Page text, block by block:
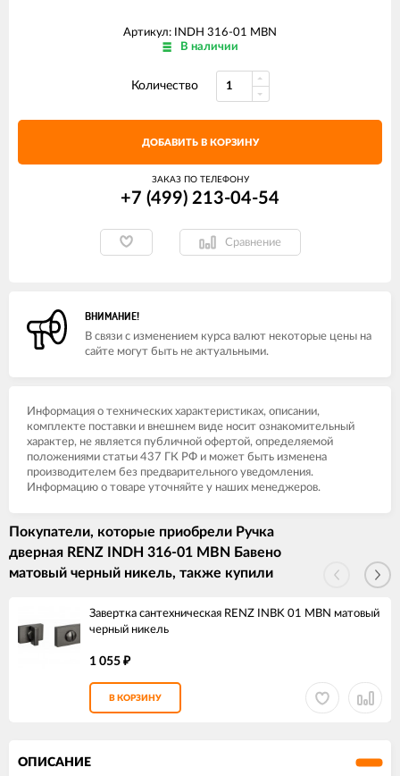
Артикул: INDH 316-01 MBN
В наличии
Количество
ДОБАВИТЬ В КОРЗИНУ
ЗАКАЗ ПО ТЕЛЕФОНУ
+7 (499) 213-04-54​
Сравнение
ВНИМАНИЕ!
В связи с изменением курса валют некоторые цены на
сайте могут быть не актуальными.
Информация о технических характеристиках, описании,
комплекте поставки и внешнем виде носит ознакомительный
характер, не является публичной офертой, определяемой
положениями статьи 437 ГК РФ и может быть изменена
производителем без предварительного уведомления.
Информацию о товаре уточняйте у наших менеджеров.
Покупатели, которые приобрели Ручка
дверная RENZ INDH 316-01 MBN Бавено
матовый черный никель, также купили
Завертка сантехническая RENZ INBK 01 MBN матовый
черный никель
1 055 ₽
В КОРЗИНУ
ОПИСАНИЕ